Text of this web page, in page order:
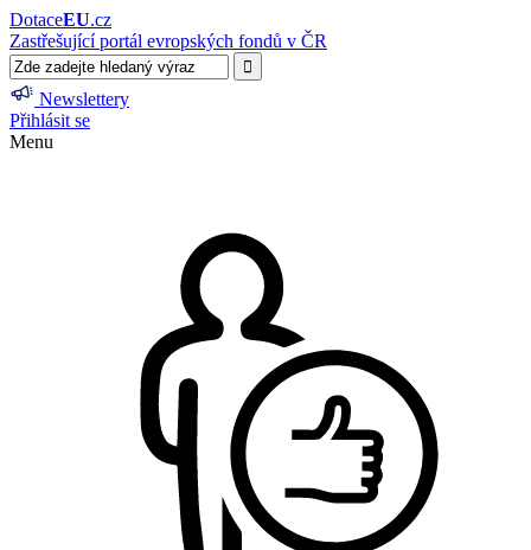
DotaceEU.cz
Zastřešující portál evropských fondů v ČR
Newslettery
Přihlásit se
Menu